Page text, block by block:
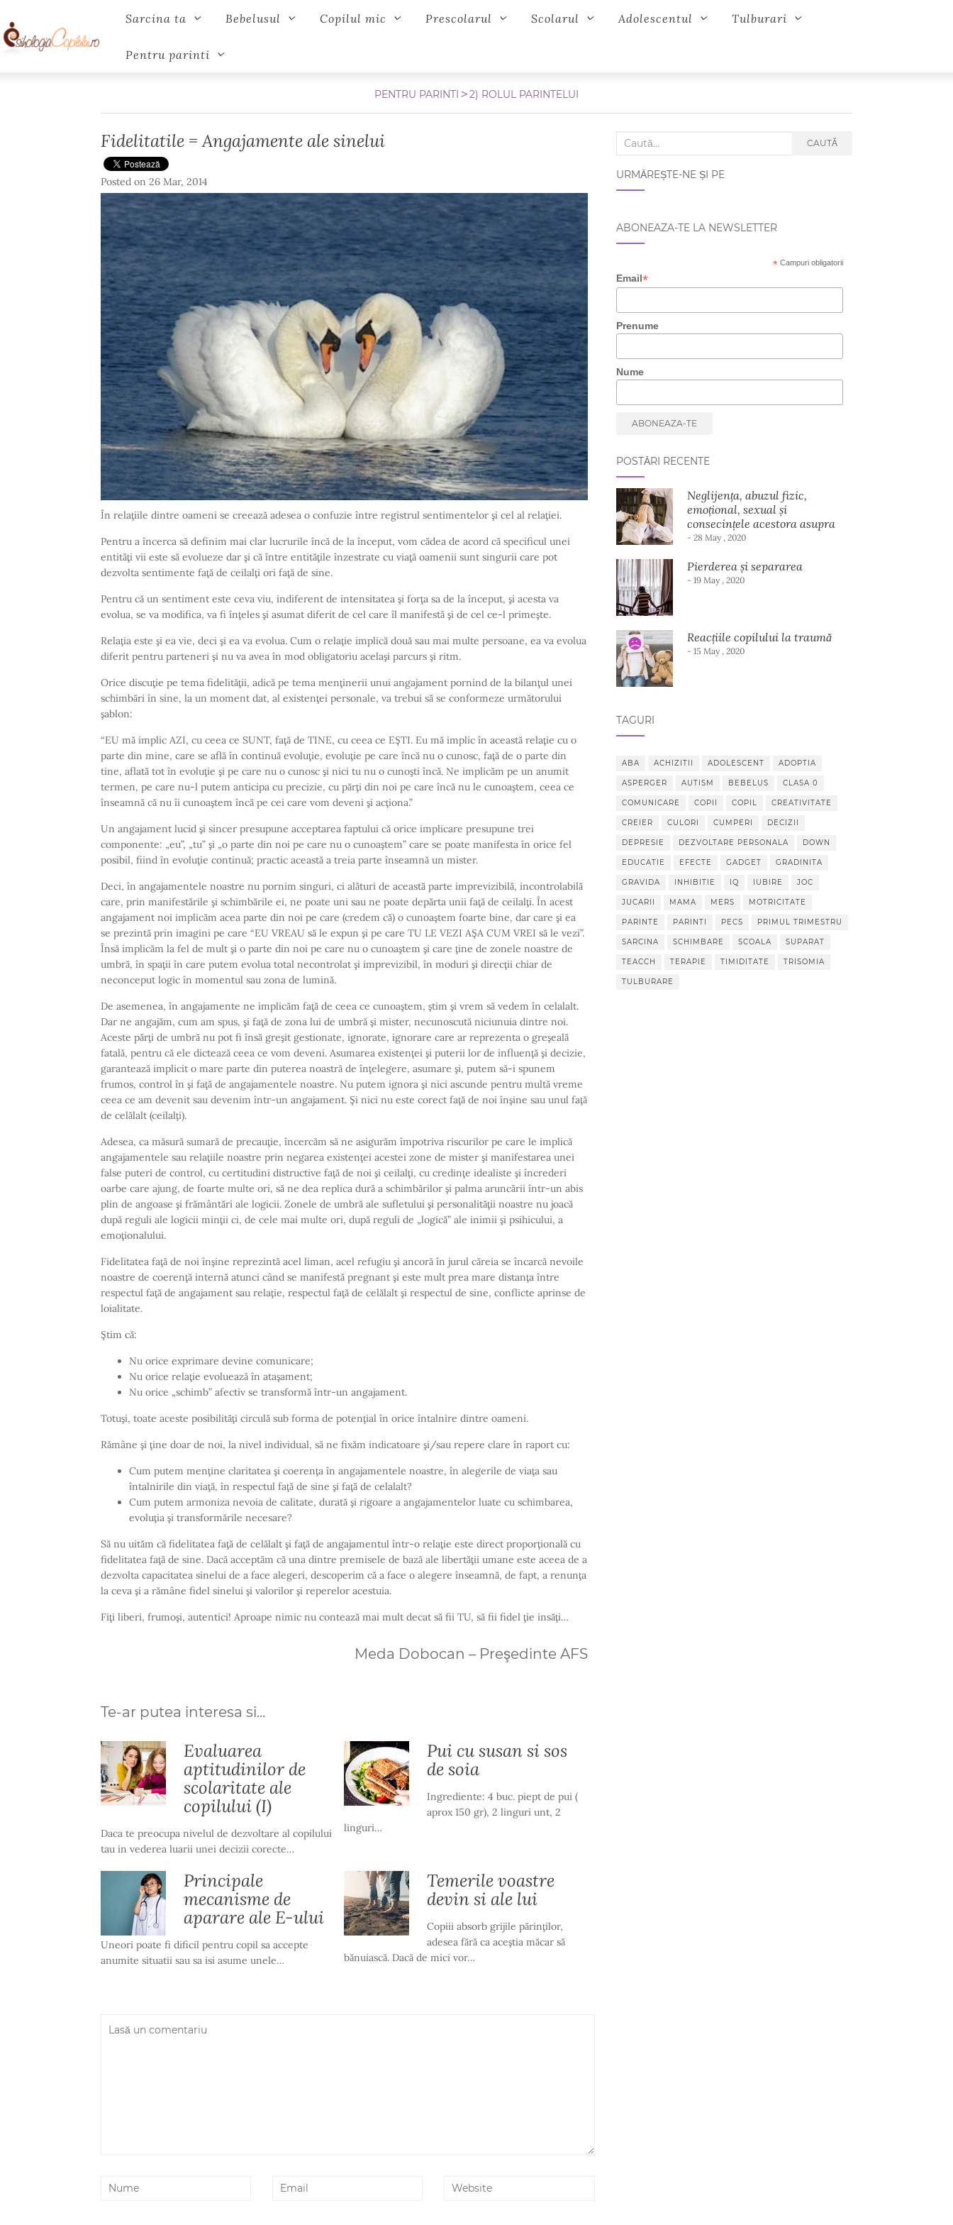
Sarcina ta Bebelusul Copilul mic Prescolarul Scolarul Adolescentul Tulburari
Pentru parinti
2) ROLUL PARINTELUI
PENTRU PARINTI
Fidelitatile = Angajamente ale sinelui
Posted on 26 Mar, 2014
În relaţiile dintre oameni se creează adesea o confuzie între registrul sentimentelor şi cel al relaţiei.
Pentru a încerca să definim mai clar lucrurile încă de la început, vom cădea de acord că specificul unei
entităţi vii este să evolueze dar şi că între entităţile înzestrate cu viaţă oamenii sunt singurii care pot
dezvolta sentimente faţă de ceilalţi ori faţă de sine.
Pentru că un sentiment este ceva viu, indiferent de intensitatea şi forţa sa de la început, şi acesta va
evolua, se va modifica, va fi înţeles şi asumat diferit de cel care îl manifestă şi de cel ce-l primeşte.
Relaţia este şi ea vie, deci şi ea va evolua. Cum o relaţie implică două sau mai multe persoane, ea va evolua
diferit pentru parteneri şi nu va avea în mod obligatoriu acelaşi parcurs şi ritm.
Orice discuţie pe tema fidelităţii, adică pe tema menţinerii unui angajament pornind de la bilanţul unei
schimbări în sine, la un moment dat, al existenţei personale, va trebui să se conformeze următorului
şablon:
“EU mă implic AZI, cu ceea ce SUNT, faţă de TINE, cu ceea ce EŞTI. Eu mă implic în această relaţie cu o
parte din mine, care se află în continuă evoluţie, evoluţie pe care încă nu o cunosc, faţă de o parte din
tine, aflată tot în evoluţie şi pe care nu o cunosc şi nici tu nu o cunoşti încă. Ne implicăm pe un anumit
termen, pe care nu-l putem anticipa cu precizie, cu părţi din noi pe care încă nu le cunoaştem, ceea ce
înseamnă că nu îi cunoaştem încă pe cei care vom deveni şi acţiona.”
Un angajament lucid şi sincer presupune acceptarea faptului că orice implicare presupune trei
componente: „eu”, „tu” şi „o parte din noi pe care nu o cunoaştem” care se poate manifesta în orice fel
posibil, fiind în evoluţie continuă; practic această a treia parte înseamnă un mister.
Deci, în angajamentele noastre nu pornim singuri, ci alături de această parte imprevizibilă, incontrolabilă
care, prin manifestările şi schimbările ei, ne poate uni sau ne poate depărta unii faţă de ceilalţi. În acest
angajament noi implicăm acea parte din noi pe care (credem că) o cunoaştem foarte bine, dar care şi ea
se prezintă prin imagini pe care “EU VREAU să le expun şi pe care TU LE VEZI AŞA CUM VREI să le vezi”.
Însă implicăm la fel de mult şi o parte din noi pe care nu o cunoaştem şi care ţine de zonele noastre de
umbră, în spaţii în care putem evolua total necontrolat şi imprevizibil, în moduri şi direcţii chiar de
neconceput logic în momentul sau zona de lumină.
De asemenea, în angajamente ne implicăm faţă de ceea ce cunoaştem, ştim şi vrem să vedem în celalalt.
Dar ne angajăm, cum am spus, şi faţă de zona lui de umbră şi mister, necunoscută niciunuia dintre noi.
Aceste părţi de umbră nu pot fi însă greşit gestionate, ignorate, ignorare care ar reprezenta o greşeală
fatală, pentru că ele dictează ceea ce vom deveni. Asumarea existenţei şi puterii lor de influenţă şi decizie,
garantează implicit o mare parte din puterea noastră de înţelegere, asumare şi, putem să-i spunem
frumos, control în şi faţă de angajamentele noastre. Nu putem ignora şi nici ascunde pentru multă vreme
ceea ce am devenit sau devenim într-un angajament. Şi nici nu este corect faţă de noi înşine sau unul faţă
de celălalt (ceilalţi).
Adesea, ca măsură sumară de precauţie, încercăm să ne asigurăm împotriva riscurilor pe care le implică
angajamentele sau relaţiile noastre prin negarea existenţei acestei zone de mister şi manifestarea unei
false puteri de control, cu certitudini distructive faţă de noi şi ceilalţi, cu credinţe idealiste şi încrederi
oarbe care ajung, de foarte multe ori, să ne dea replica dură a schimbărilor şi palma aruncării într-un abis
plin de angoase şi frământări ale logicii. Zonele de umbră ale sufletului şi personalităţii noastre nu joacă
după reguli ale logicii minţii ci, de cele mai multe ori, după reguli de „logică” ale inimii şi psihicului, a
emoţionalului.
Fidelitatea faţă de noi înşine reprezintă acel liman, acel refugiu şi ancoră în jurul căreia se încarcă nevoile
noastre de coerenţă internă atunci când se manifestă pregnant şi este mult prea mare distanţa între
respectul faţă de angajament sau relaţie, respectul faţă de celălalt şi respectul de sine, conflicte aprinse de
loialitate.
Ştim că:
Nu orice exprimare devine comunicare;
Nu orice relaţie evoluează în ataşament;
Nu orice „schimb” afectiv se transformă într-un angajament.
Totuşi, toate aceste posibilităţi circulă sub forma de potenţial în orice întalnire dintre oameni.
Rămâne şi ţine doar de noi, la nivel individual, să ne fixăm indicatoare şi/sau repere clare în raport cu:
Cum putem menţine claritatea şi coerenţa în angajamentele noastre, în alegerile de viaţa sau
întalnirile din viaţă, în respectul faţă de sine şi faţă de celalalt?
Cum putem armoniza nevoia de calitate, durată şi rigoare a angajamentelor luate cu schimbarea,
evoluţia şi transformările necesare?
Să nu uităm că fidelitatea faţă de celălalt şi faţă de angajamentul într-o relaţie este direct proporţională cu
fidelitatea faţă de sine. Dacă acceptăm că una dintre premisele de bază ale libertăţii umane este aceea de a
dezvolta capacitatea sinelui de a face alegeri, descoperim că a face o alegere înseamnă, de fapt, a renunţa
la ceva şi a rămâne fidel sinelui şi valorilor şi reperelor acestuia.
Fiţi liberi, frumoşi, autentici! Aproape nimic nu contează mai mult decat să fii TU, să fii fidel ţie insăţi…
Meda Dobocan – Preşedinte AFS
Te-ar putea interesa si...
Evaluarea
aptitudinilor de
scolaritate ale
copilului (I)
Daca te preocupa nivelul de dezvoltare al copilului
tau in vederea luarii unei decizii corecte…
Pui cu susan si sos
de soia
Ingrediente: 4 buc. piept de pui (
aprox 150 gr), 2 linguri unt, 2
linguri…
Principale
mecanisme de
aparare ale E-ului
Uneori poate fi dificil pentru copil sa accepte
anumite situatii sau sa isi asume unele…
Temerile voastre
devin si ale lui
Copiii absorb grijile părinţilor,
adesea fără ca aceştia măcar să
bănuiască. Dacă de mici vor…
Search for: CAUTĂ
URMĂREȘTE-NE ȘI PE
ABONEAZA-TE LA NEWSLETTER
*Campuri obligatorii
Email*
Prenume
Nume
POSTĂRI RECENTE
Neglijența, abuzul fizic,
emoțional, sexual și
consecințele acestora asupra
dezvoltării copilului
- 28 May , 2020
Pierderea și separarea
- 19 May , 2020
Reacțiile copilului la traumă
- 15 May , 2020
TAGURI
ABA ACHIZITII ADOLESCENT ADOPTIA
ASPERGER AUTISM BEBELUS CLASA 0
COMUNICARE COPII COPIL CREATIVITATE
CREIER CULORI CUMPERI DECIZII
DEPRESIE DEZVOLTARE PERSONALA DOWN
EDUCATIE EFECTE GADGET GRADINITA
GRAVIDA INHIBITIE IQ IUBIRE JOC
JUCARII MAMA MERS MOTRICITATE
PARINTE PARINTI PECS PRIMUL TRIMESTRU
SARCINA SCHIMBARE SCOALA SUPARAT
TEACCH TERAPIE TIMIDITATE TRISOMIA
TULBURARE